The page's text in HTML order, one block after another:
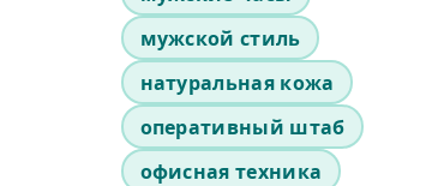
мужской стиль
натуральная кожа
оперативный штаб
офисная техника